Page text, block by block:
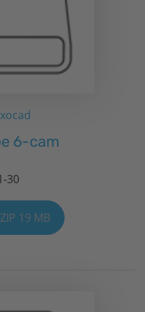
6-cam
30
ZIP 19 MB